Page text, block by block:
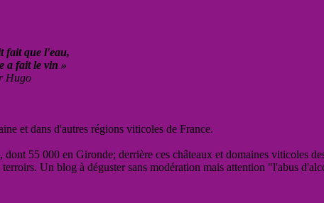
fait que l'eau,
a fait le vin »
Hugo
et dans d'autres régions viticoles de France.
55 000 en Gironde; derrière ces châteaux et domaines viticoles
Un blog à déguster sans modération mais attention "l'abus